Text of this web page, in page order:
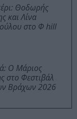
Θοδωρής
και Λίνα
στο Φ hill
Ο Μάριος
στο Φεστιβάλ
Βράχων 2026